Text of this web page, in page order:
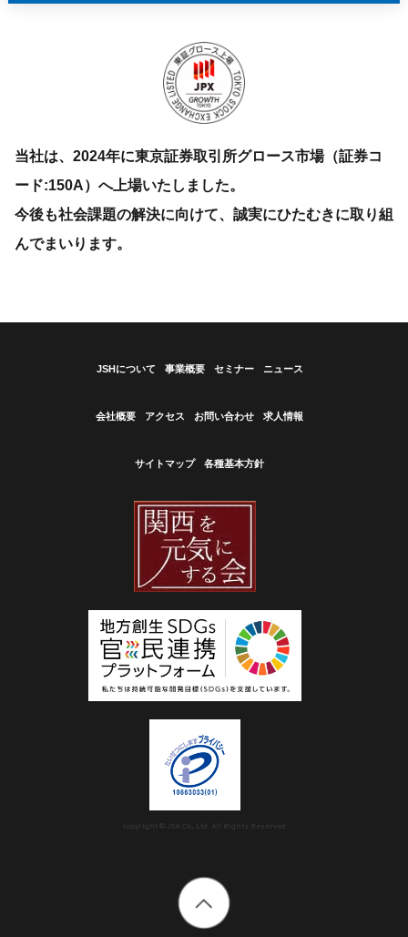
当社は、2024年に東京証券取引所グロース市場（証券コ
ード:150A）へ上場いたしました。
今後も社会課題の解決に向けて、誠実にひたむきに取り組
んでまいります。
JSHについて 事業概要 セミナー ニュース
会社概要 アクセス お問い合わせ 求人情報
サイトマップ 各種基本方針
copyright © JSH Co., Ltd. All Rights Reserved